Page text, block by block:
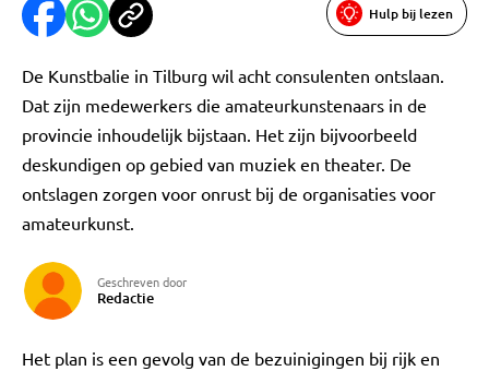
Hulp bij lezen
De Kunstbalie in Tilburg wil acht consulenten ontslaan.
Dat zijn medewerkers die amateurkunstenaars in de
provincie inhoudelijk bijstaan. Het zijn bijvoorbeeld
deskundigen op gebied van muziek en theater. De
ontslagen zorgen voor onrust bij de organisaties voor
amateurkunst.
Geschreven door
Redactie
Het plan is een gevolg van de bezuinigingen bij rijk en